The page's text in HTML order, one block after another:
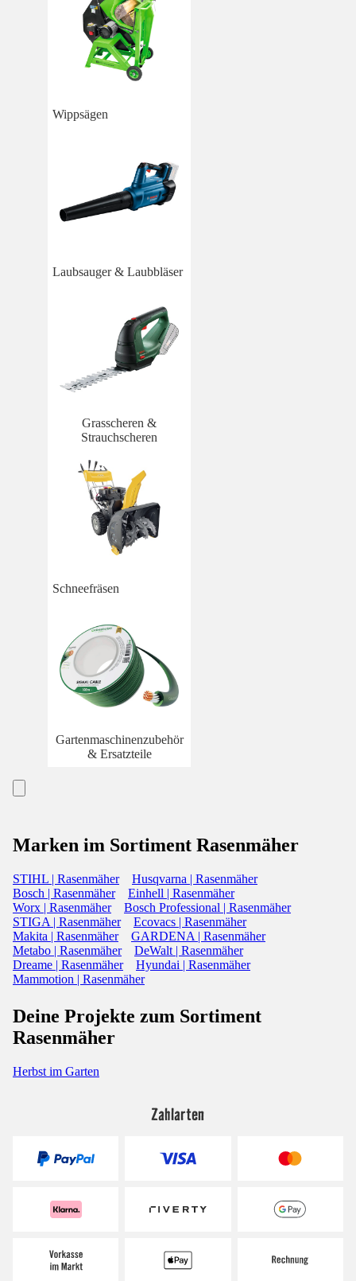
Wippsägen
Laubsauger & Laubbläser
Grasscheren &
Strauchscheren
Schneefräsen
Gartenmaschinenzubehör
& Ersatzteile
Marken im Sortiment Rasenmäher
STIHL | Rasenmäher
Husqvarna | Rasenmäher
Bosch | Rasenmäher
Einhell | Rasenmäher
Worx | Rasenmäher
Bosch Professional | Rasenmäher
STIGA | Rasenmäher
Ecovacs | Rasenmäher
Makita | Rasenmäher
GARDENA | Rasenmäher
Metabo | Rasenmäher
DeWalt | Rasenmäher
Dreame | Rasenmäher
Hyundai | Rasenmäher
Mammotion | Rasenmäher
Deine Projekte zum Sortiment
Rasenmäher
Herbst im Garten
Zahlarten